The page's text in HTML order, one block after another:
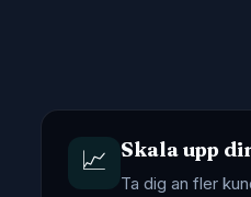
📈 Skala upp
Ta dig an fler